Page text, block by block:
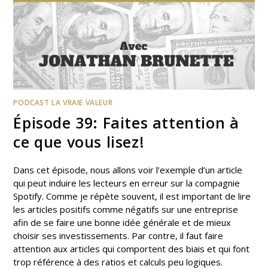
PODCAST LA VRAIE VALEUR
Épisode 39: Faites attention à
ce que vous lisez!
Dans cet épisode, nous allons voir l’exemple d’un article
qui peut induire les lecteurs en erreur sur la compagnie
Spotify. Comme je répète souvent, il est important de lire
les articles positifs comme négatifs sur une entreprise
afin de se faire une bonne idée générale et de mieux
choisir ses investissements. Par contre, il faut faire
attention aux articles qui comportent des biais et qui font
trop référence à des ratios et calculs peu logiques.